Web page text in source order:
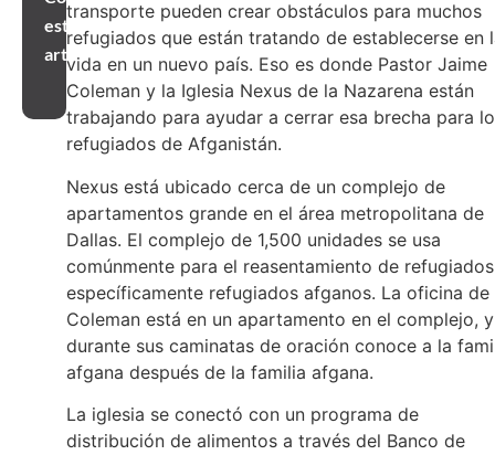
este
artículo
transporte pueden crear obstáculos para muchos
refugiados que están tratando de establecerse en
vida en un nuevo país. Eso es donde Pastor Jaime
Coleman y la Iglesia Nexus de la Nazarena están
trabajando para ayudar a cerrar esa brecha para
refugiados de Afganistán.
Nexus está ubicado cerca de un complejo de
apartamentos grande en el área metropolitana de
Dallas. El complejo de 1,500 unidades se usa
comúnmente para el reasentamiento de
específicamente refugiados afganos. La oficina de
Coleman está en un apartamento en el complejo, y
durante sus caminatas de oración conoce a la
afgana después de la familia afgana.
La iglesia se conectó con un programa de
distribución de alimentos a través del Banco de